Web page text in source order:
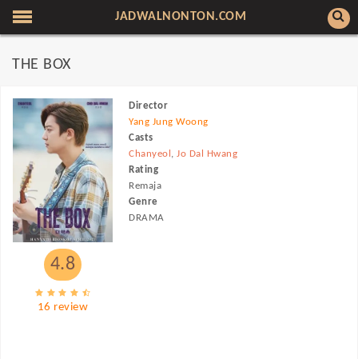
JADWALNONTON.COM
THE BOX
4.8
16 review
Director
Yang Jung Woong
Casts
Chanyeol ,Jo Dal Hwang
Rating
Remaja
Genre
DRAMA